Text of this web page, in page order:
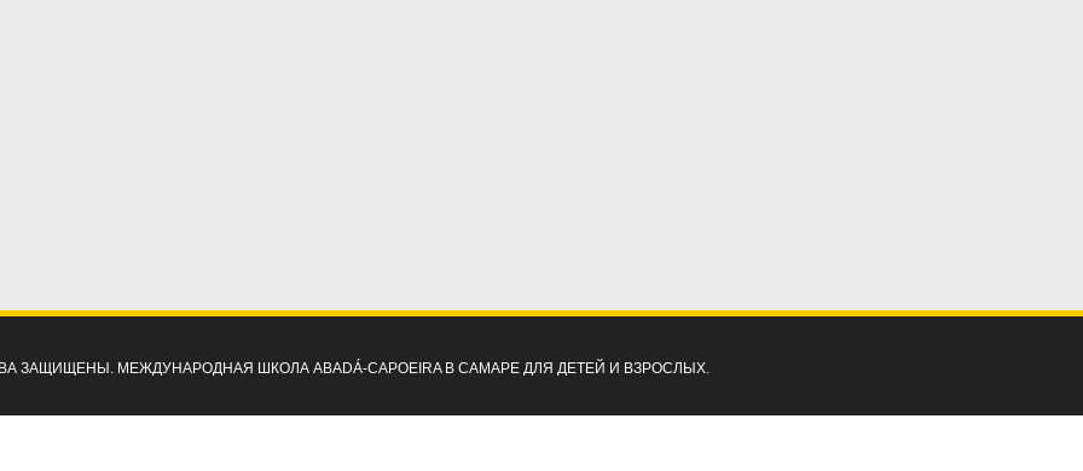
ЗАЩИЩЕНЫ. МЕЖДУНАРОДНАЯ ШКОЛА ABADÁ-CAPOEIRA В САМАРЕ ДЛЯ ДЕТЕЙ И ВЗРОСЛЫХ.